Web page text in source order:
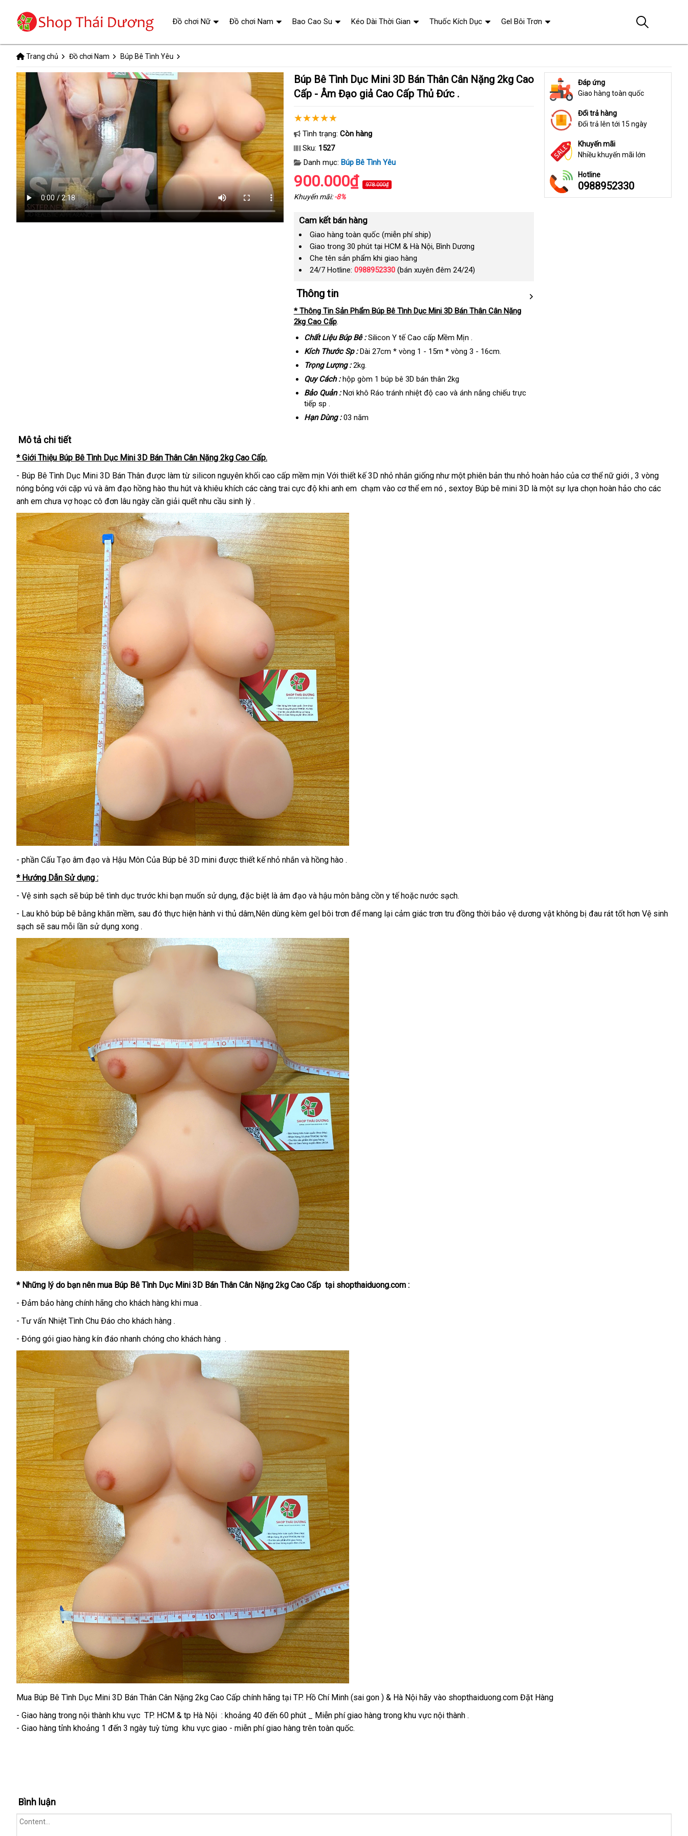
Trang chủ Đồ chơi Nam Búp Bê Tình Yêu
Búp Bê Tình Dục Mini 3D Bán Thân Cân Nặng 2kg Cao
Cấp - Âm Đạo giả Cao Cấp Thủ Đức .
Tình trạng: Còn hàng
Sku: 1527
Danh mục: Búp Bê Tình Yêu
900.000₫ 978.000₫
Khuyến mãi:-8%
Cam kết bán hàng
Giao hàng toàn quốc (miễn phí ship)
Giao trong 30 phút tại HCM & Hà Nội, Bình Dương
Che tên sản phẩm khi giao hàng
24/7 Hotline: 0988952330(bán xuyên đêm 24/24)
Thông tin
* Thông Tin Sản Phẩm Búp Bê Tình Dục Mini 3D Bán Thân Cân Nặng
2kg Cao Cấp.
Chất Liệu Búp Bê :Silicon Y tế Cao cấp Mềm Mịn .
Kích Thước Sp :Dài 27cm * vòng 1 - 15m * vòng 3 - 16cm.
Trọng Lượng :2kg.
Quy Cách :hộp gòm 1 búp bê 3D bán thân 2kg
Bảo Quản :Nơi khô Ráo tránh nhiệt độ cao và ánh nắng chiếu trực
tiếp sp .
Hạn Dùng :03 năm
Đáp ứng
Giao hàng toàn quốc
Đổi trả hàng
Đổi trả lên tới 15 ngày
Khuyến mãi
Nhiều khuyến mãi lớn
Hotline
0988952330
Mô tả chi tiết
* Giới Thiệu Búp Bê Tình Dục Mini 3D Bán Thân Cân Nặng 2kg Cao Cấp.
- Búp Bê Tình Dục Mini 3D Bán Thân được làm từ silicon nguyên khối cao cấp mềm mịn Với thiết kế 3D nhỏ nhắn giống như một phiên bản thu nhỏ hoàn hảo của cơ thể nữ giới , 3 vòng
nóng bỏng với cặp vú và âm đạo hồng hào thu hút và khiêu khích các càng trai cực độ khi anh em chạm vào cơ thể em nó , sextoy Búp bê mini 3D là một sự lựa chọn hoàn hảo cho các
anh em chưa vợ hoạc cô đơn lâu ngày cần giải quết nhu cầu sinh lý .
- phần Cấu Tạo âm đạo và Hậu Môn Của Búp bê 3D mini được thiết kế nhỏ nhắn và hồng hào .
* Hướng Dẫn Sử dụng :
- Vệ sinh sạch sẽ búp bê tình dục trước khi bạn muốn sử dụng, đặc biệt là âm đạo và hậu môn bằng cồn y tế hoặc nước sạch.
- Lau khô búp bê bằng khăn mềm, sau đó thực hiện hành vi thủ dâm,Nên dùng kèm gel bôi trơn để mang lại cảm giác trơn tru đồng thời bảo vệ dương vật không bị đau rát tốt hơn Vệ sinh
sạch sẽ sau mỗi lần sử dụng xong .
* Những lý do bạn nên mua Búp Bê Tình Dục Mini 3D Bán Thân Cân Nặng 2kg Cao Cấp tại shopthaiduong.com :
- Đảm bảo hàng chính hãng cho khách hàng khi mua .
- Tư vấn Nhiệt Tình Chu Đáo cho khách hàng .
- Đóng gói giao hàng kín đáo nhanh chóng cho khách hàng .
Mua Búp Bê Tình Dục Mini 3D Bán Thân Cân Nặng 2kg Cao Cấp chính hãng tại TP. Hồ Chí Minh (sai gon ) & Hà Nội hãy vào shopthaiduong.com Đặt Hàng
- Giao hàng trong nội thành khu vực TP. HCM & tp Hà Nội : khoảng 40 đến 60 phút _ Miễn phí giao hàng trong khu vực nội thành .
- Giao hàng tỉnh khoảng 1 đến 3 ngày tuỳ từng khu vực giao - miễn phí giao hàng trên toàn quốc.
Bình luận
Đồ chơi Nữ Đồ chơi Nam Bao Cao Su Kéo Dài Thời Gian Thuốc Kích Dục Gel Bôi Trơn